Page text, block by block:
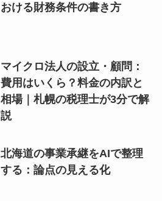
おける財務条件の書き方
マイクロ法人の設立・顧問：
費用はいくら？料金の内訳と
相場｜札幌の税理士が3分で解
説
北海道の事業承継をAIで整理
する：論点の見える化